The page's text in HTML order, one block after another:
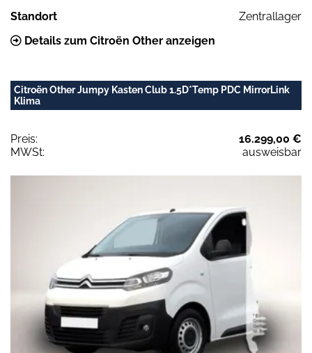
Standort
Zentrallager
Details zum Citroën Other anzeigen
Citroën Other Jumpy Kasten Club 1.5D*Temp PDC MirrorLink
Klima
Preis:
16.299,00 €
MWSt:
ausweisbar